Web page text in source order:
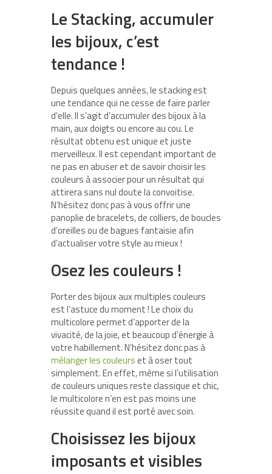
Le Stacking, accumuler
les bijoux, c’est
tendance !
Depuis quelques années, le stacking est
une tendance qui ne cesse de faire parler
d’elle. Il s’agit d’accumuler des bijoux à la
main, aux doigts ou encore au cou. Le
résultat obtenu est unique et juste
merveilleux. Il est cependant important de
ne pas en abuser et de savoir choisir les
couleurs à associer pour un résultat qui
attirera sans nul doute la convoitise.
N’hésitez donc pas à vous offrir une
panoplie de bracelets, de colliers, de boucles
d’oreilles ou de bagues fantaisie afin
d’actualiser votre style au mieux !
Osez les couleurs !
Porter des bijoux aux multiples couleurs
est l’astuce du moment ! Le choix du
multicolore permet d’apporter de la
vivacité, de la joie, et beaucoup d’énergie à
votre habillement. N’hésitez donc pas à
mélanger les couleurset à oser tout
simplement. En effet, même si l’utilisation
de couleurs uniques reste classique et chic,
le multicolore n’en est pas moins une
réussite quand il est porté avec soin.
Choisissez les bijoux
imposants et visibles